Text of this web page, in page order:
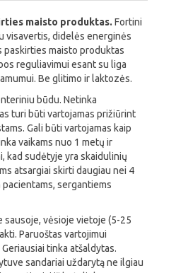
maisto produktas. Fortini
visavertis, didelės energinės
maisto produktas
reguliavimui esant su liga
Be glitimo ir laktozės.
būdu. Netinka
turi būti vartojamas prižiūrint
Gali būti vartojamas kaip
vaikams nuo 1 metų ir
kad sudėtyje yra skaidulinių
atsargiai skirti daugiau nei 4
sergantiems
sausoje, vėsioje vietoje (5-25
Paruoštas vartojimui
tinka atšaldytas.
sandariai uždarytą ne ilgiau